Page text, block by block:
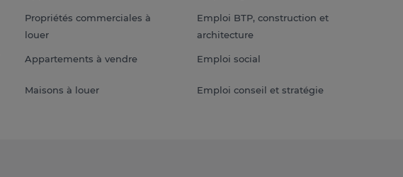
Propriétés commerciales à
louer
Appartements à vendre
Maisons à louer
Emploi BTP, construction et
architecture
Emploi social
Emploi conseil et stratégie